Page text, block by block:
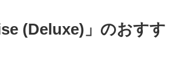
(Deluxe)」のおすす